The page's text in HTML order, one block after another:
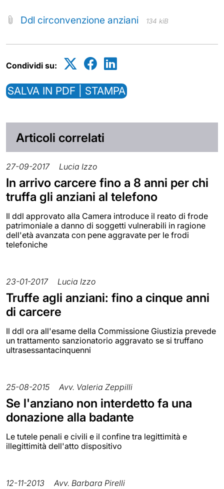
Ddl circonvenzione anziani 134 kiB
Condividi su:
SALVA IN PDF | STAMPA
Articoli correlati
27-09-2017 Lucia Izzo
In arrivo carcere fino a 8 anni per chi
truffa gli anziani al telefono
Il ddl approvato alla Camera introduce il reato di frode
patrimoniale a danno di soggetti vulnerabili in ragione
dell'età avanzata con pene aggravate per le frodi
telefoniche
23-01-2017 Lucia Izzo
Truffe agli anziani: fino a cinque anni
di carcere
Il ddl ora all'esame della Commissione Giustizia prevede
un trattamento sanzionatorio aggravato se si truffano
ultrasessantacinquenni
25-08-2015 Avv. Valeria Zeppilli
Se l'anziano non interdetto fa una
donazione alla badante
Le tutele penali e civili e il confine tra legittimità e
illegittimità dell'atto dispositivo
12-11-2013 Avv. Barbara Pirelli